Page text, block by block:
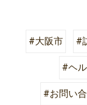
#大阪市 #
#ヘ
#お問い